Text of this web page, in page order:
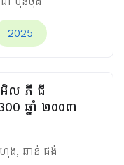
2025
អិល ភី ជី
ឆ្នាំ ២០០៣
ង, ឆាន់ ផង់